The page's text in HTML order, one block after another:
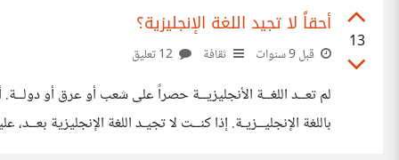
13
أحقاً لا تجيد اللغة الإنجليزية؟
قبل 9 سنوات ثقافة
لم تعــد اللغــة الأنجليزيــة حصراً على شعب أو عرق أو دولــة.
باللغة الإنجليــزيـة. إذا كنــت لا تجيـد اللغة الإنجليزية